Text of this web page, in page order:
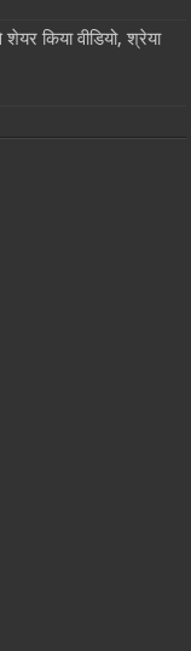
किया वीडियो, श्रेया